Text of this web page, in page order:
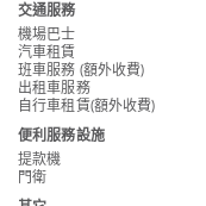
交通服務
機場巴士
汽車租賃
班車服務 (額外收費)
出租車服務
自行車租賃(額外收費)
便利服務設施
提款機
門衛